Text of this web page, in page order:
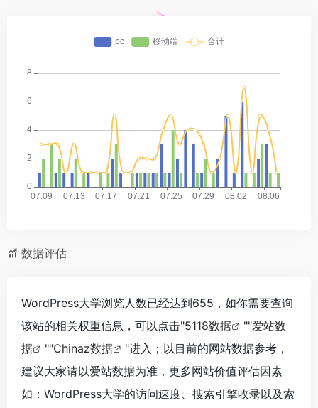
数据评估
WordPress大学浏览人数已经达到655，如你需要查询
该站的相关权重信息，可以点击"5118数据 ""爱站数
据
""Chinaz数据
"进入；以目前的网站数据参考，
建议大家请以爱站数据为准，更多网站价值评估因素
如：WordPress大学的访问速度、搜索引擎收录以及索